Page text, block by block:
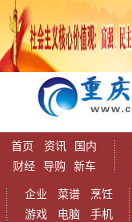
首页 资讯
国内
财经
导购 新车
企业 菜谱
烹饪
游戏
电脑 手机